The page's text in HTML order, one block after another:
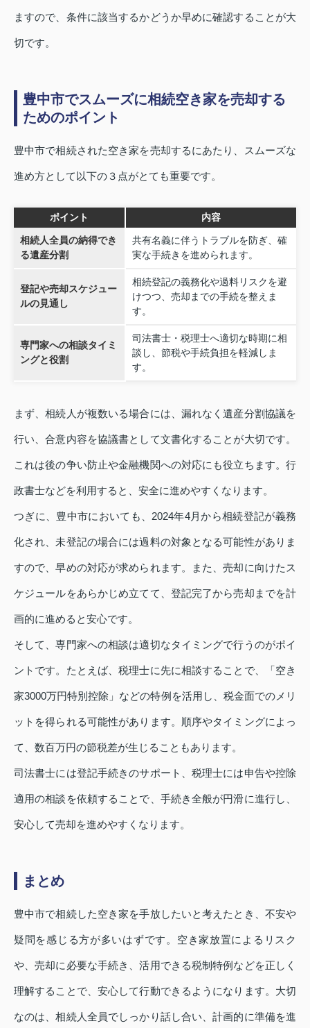
ますので、条件に該当するかどうか早めに確認することが大
切です。
豊中市でスムーズに相続空き家を売却する
ためのポイント
豊中市で相続された空き家を売却するにあたり、スムーズな
進め方として以下の３点がとても重要です。
ポイント 内容
相続人全員の納得でき
る遺産分割
共有名義に伴うトラブルを防ぎ、確
実な手続きを進められます。
登記や売却スケジュー
ルの見通し
相続登記の義務化や過料リスクを避
けつつ、売却までの手続を整えま
す。
専門家への相談タイミ
ングと役割
司法書士・税理士へ適切な時期に相
談し、節税や手続負担を軽減しま
す。
まず、相続人が複数いる場合には、漏れなく遺産分割協議を
行い、合意内容を協議書として文書化することが大切です。
これは後の争い防止や金融機関への対応にも役立ちます。行
政書士などを利用すると、安全に進めやすくなります。
つぎに、豊中市においても、2024年4月から相続登記が義務
化され、未登記の場合には過料の対象となる可能性がありま
すので、早めの対応が求められます。また、売却に向けたス
ケジュールをあらかじめ立てて、登記完了から売却までを計
画的に進めると安心です。
そして、専門家への相談は適切なタイミングで行うのがポイ
ントです。たとえば、税理士に先に相談することで、「空き
家3000万円特別控除」などの特例を活用し、税金面でのメリ
ットを得られる可能性があります。順序やタイミングによっ
て、数百万円の節税差が生じることもあります。
司法書士には登記手続きのサポート、税理士には申告や控除
適用の相談を依頼することで、手続き全般が円滑に進行し、
安心して売却を進めやすくなります。
まとめ
豊中市で相続した空き家を手放したいと考えたとき、不安や
疑問を感じる方が多いはずです。空き家放置によるリスク
や、売却に必要な手続き、活用できる税制特例などを正しく
理解することで、安心して行動できるようになります。大切
なのは、相続人全員でしっかり話し合い、計画的に準備を進